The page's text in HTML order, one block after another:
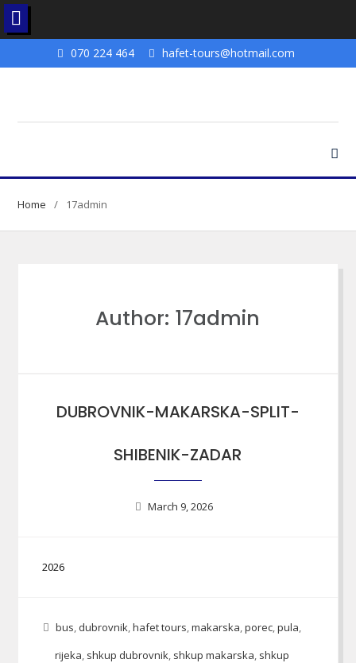
070 224 464 hafet-tours@hotmail.com
Home 17admin
Author: 17admin
DUBROVNIK-MAKARSKA-SPLIT-
SHIBENIK-ZADAR
March 9, 2026
2026
bus, dubrovnik,hafet tours,makarska,porec,pula,
rijeka, shkup dubrovnik, shkup makarska, shkup